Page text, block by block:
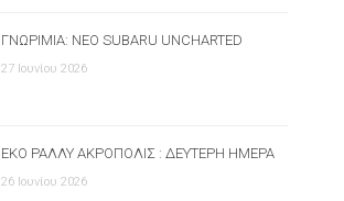
ΓΝΩΡΙΜΊΑ: ΝΈΟ SUBARU UNCHARTED
27 Ιουνίου 2026
ΕΚΟ ΡΆΛΛΥ ΑΚΡΌΠΟΛΙΣ : ΔΕΎΤΕΡΗ ΗΜΈΡΑ
26 Ιουνίου 2026